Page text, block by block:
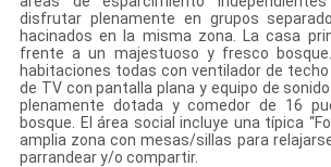
disfrutar plenamente en grupos
hacinados en la misma zona. La casa
frente a un majestuoso y fresco
habitaciones todas con ventilador de
de TV con pantalla plana y equipo de
plenamente dotada y comedor de 16
bosque. El área social incluye una típica
amplia zona con mesas/sillas para
parrandear y/o compartir.